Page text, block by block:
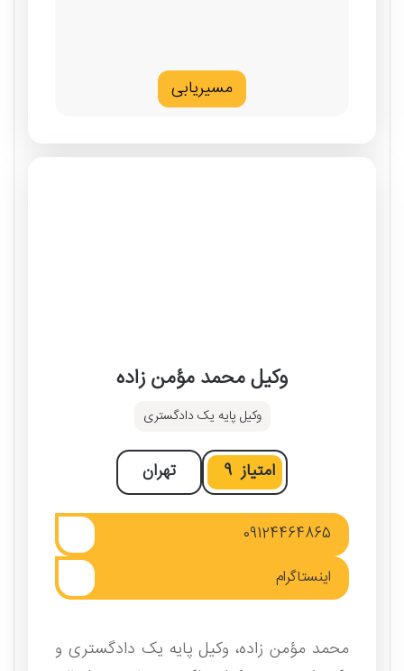
مسیریابی
وکیل محمد مؤمن زاده
وکیل پایه یک دادگستری
امتیاز 9 تهران
09124464865
اینستاگرام
محمد مؤمن زاده، وکیل پایه یک دادگستری و